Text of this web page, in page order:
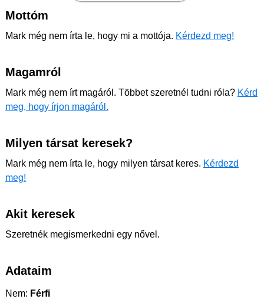
Mottóm
Mark még nem írta le, hogy mi a mottója. Kérdezd meg!
Magamról
Mark még nem írt magáról. Többet szeretnél tudni róla? Kérd
meg, hogy írjon magáról.
Milyen társat keresek?
Mark még nem írta le, hogy milyen társat keres. Kérdezd
meg!
Akit keresek
Szeretnék megismerkedni egy nővel.
Adataim
Nem: Férfi